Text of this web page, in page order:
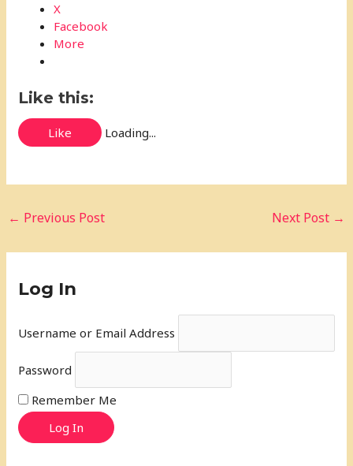
X
Facebook
More
Like this:
Like Loading...
← Previous Post Next Post →
Log In
Username or Email Address
Password
Remember Me
Log In